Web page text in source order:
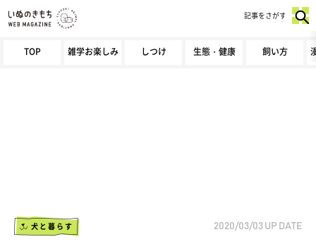
TOP 雑学お楽しみ しつけ 生態・健康 飼い方
記事をさがす
犬と暮らす 2020/03/03 UP DATE